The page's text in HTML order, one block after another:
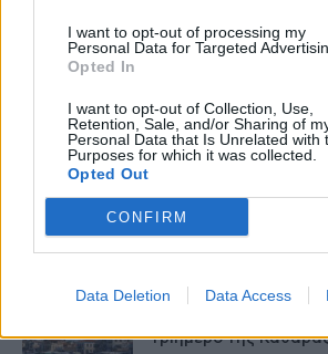
I want to opt-out of processing my
Personal Data for Targeted
Opted In
I want to opt-out of Collection, Use,
Retention, Sale, and/or Sharing of
Personal Data that Is Unrelated with
Purposes for which it was collected.
Opted Out
CONFIRM
Data Deletion Data Access
ιστορία...
27 Φεβρουαρίου 2026
εξελίσσεται – Νέοι
στη...
Στους Λειψούς οι
Μονάδες
27 Φεβρουαρίου 2026
τριήμερο της